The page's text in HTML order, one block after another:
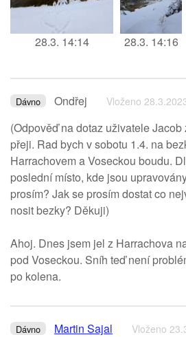
28.3. 14:14 28.3. 14:16
Dávno Ondřej Vloženo
(Odpověď na dotaz uživatele Jacob
přeji. Rad bych v sobotu 1.4. na
Harrachovem a Voseckou boudu.
poslední místo, kde jsou
prosím? Jak se prosím dostat co
nosit bezky? Děkuji)
Ahoj. Dnes jsem jel z Harrachova
pod Voseckou. Sníh teď není
po kolena.
Dávno Martin Sajal Vloženo